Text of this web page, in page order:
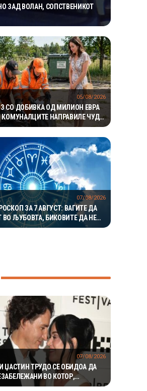
ЗАД ВОЛАН, СОПСТВЕНИКОТ
СО ДОБИВКА ОД МИЛИОН ЕВРА
КОМУНАЛЦИТЕ НАПРАВИЛЕ ЧУДО
05/08/2026
ЗА 7 АВГУСТ: ВАГИТЕ ДА
ВО ЉУБОВТА, БИКОВИТЕ ДА НЕ
НА РАБОТА
07/08/2026
ЏАСТИН ТРУДО СЕ ОБИДОА ДА
ВО КОТОР,
СО ДУХОВИТИ РЕАКЦИИ: „НИКОЈ
07/08/2026